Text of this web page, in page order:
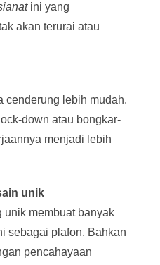
ini yang
akan terurai atau
cenderung lebih mudah.
down atau bongkar-
menjadi lebih
unik
unik membuat banyak
sebagai plafon. Bahkan
pencahayaan